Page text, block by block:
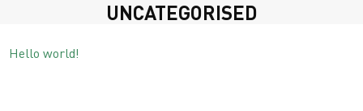
UNCATEGORISED
Hello world!